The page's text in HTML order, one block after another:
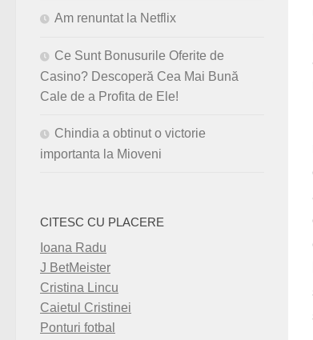
Am renuntat la Netflix
Ce Sunt Bonusurile Oferite de
Casino? Descoperă Cea Mai Bună
Cale de a Profita de Ele!
Chindia a obtinut o victorie
importanta la Mioveni
CITESC CU PLACERE
Ioana Radu
J BetMeister
Cristina Lincu
Caietul Cristinei
Ponturi fotbal